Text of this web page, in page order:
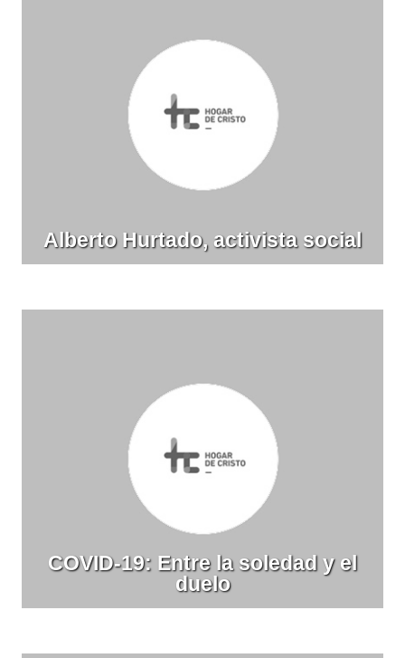
Alberto Hurtado, activista social
COVID-19: Entre la soledad y el
duelo